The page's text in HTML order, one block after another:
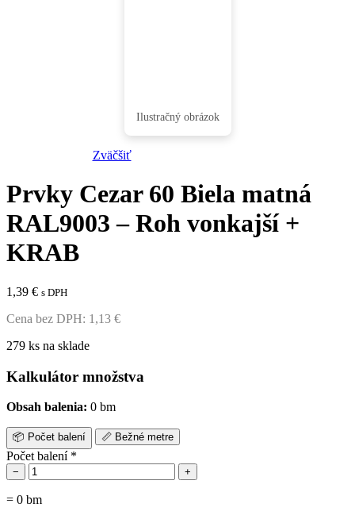
Vchodové dvere
Zväčšiť
Prvky Cezar 60 Biela matná
RAL9003 – Roh vonkajší +
KRAB
1,39 € s DPH
Cena bez DPH: 1,13 €
279 ks na sklade
Kalkulátor množstva
Obsah balenia: 0 bm
📦 Počet balení 📏 Bežné metre
Počet balení *
− +
= 0 bm